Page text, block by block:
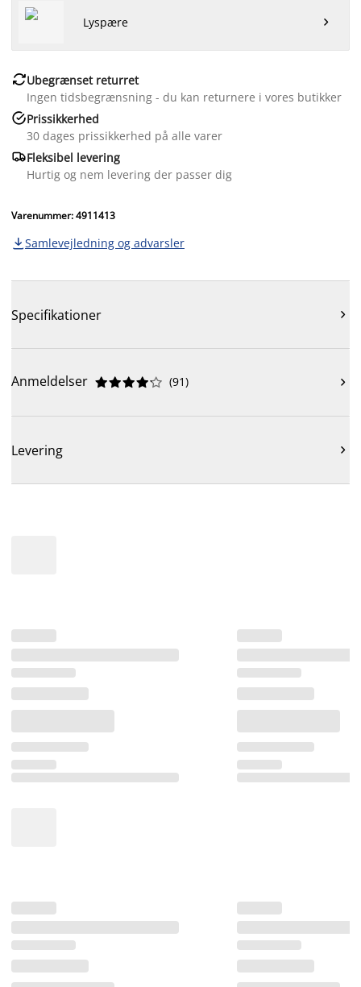
Lyspære 
Ubegrænset returret
Ingen tidsbegrænsning - du kan returnere i vores butikker
Prissikkerhed
30 dages prissikkerhed på alle varer
Fleksibel levering
Hurtig og nem levering der passer dig
Varenummer: 4911413
 Samlevejledning og advarsler
Specifikationer 
Anmeldelser 




 (91) 
Levering 